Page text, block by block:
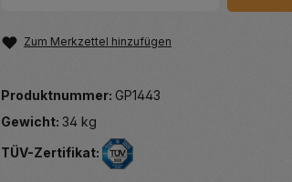
Zum Merkzettel hinzufügen
Produktnummer: GP1443
Gewicht: 34 kg
TÜV-Zertifikat: